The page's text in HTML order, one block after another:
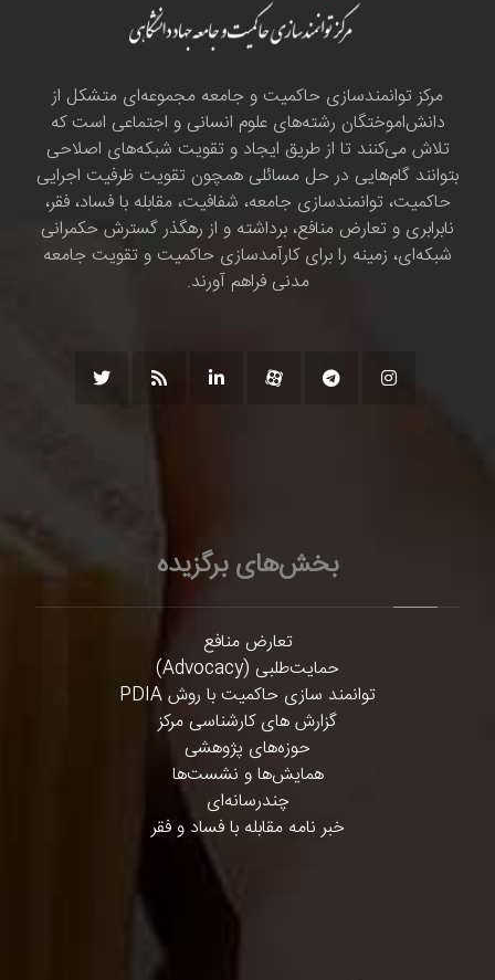
مرکز توانمندسازی حاکمیت و جامعه مجموعه‌ای متشکل از
دانش‌اموختگان رشته‌های علوم انسانی و اجتماعی است که
تلاش می‌کنند تا از طریق ایجاد و تقویت شبکه‌های اصلاحی
بتوانند گام‌هایی در حل مسائلی همچون تقویت ظرفیت اجرایی
حاکمیت، توانمندسازی جامعه، شفافیت، مقابله با فساد، فقر،
نابرابری و تعارض منافع، برداشته و از رهگذر گسترش حکمرانی
شبکه‌ای، زمینه را برای کارآمدسازی حاکمیت و تقویت جامعه
مدنی فراهم آورند.
بخش‌های برگزیده
تعارض منافع
حمایت‌طلبی (Advocacy)
توانمند سازی حاکمیت با روش PDIA
گزارش های کارشناسی مرکز
حوزه‌های پژوهشی
همایش‌ها و نشست‌ها
چندرسانه‌ای
خبر نامه مقابله با فساد و فقر